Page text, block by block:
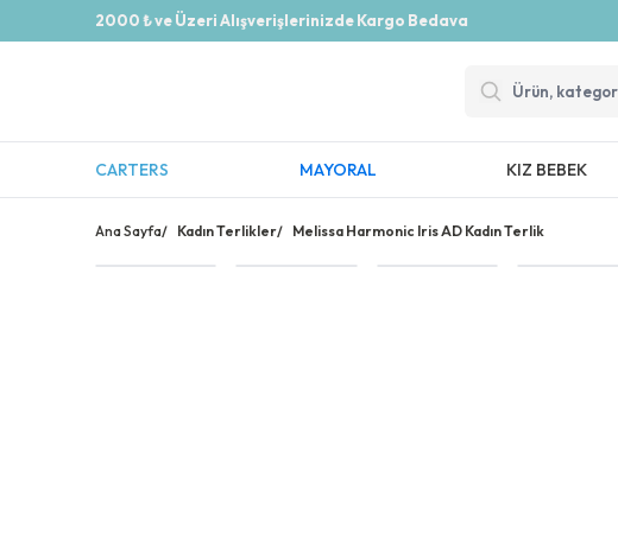
2000 ₺ ve Üzeri Alışverişlerinizde Kargo Bedava
CARTERS MAYORAL KIZ BEBEK
Ana Sayfa/ Kadın Terlikler/ Melissa Harmonic Iris AD Kadın Terlik